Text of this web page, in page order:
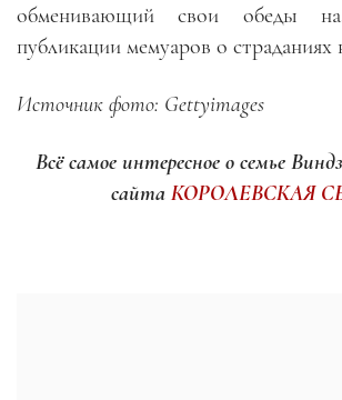
обменивающий свои обеды на
публикации мемуаров о страданиях
Источник фото: Gettyimages
Всё самое интересное о семье
сайта КОРОЛЕВСКАЯ